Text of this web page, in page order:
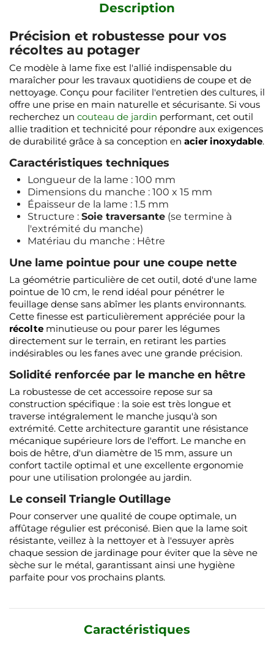
Description
Précision et robustesse pour vos
récoltes au potager
Ce modèle à lame fixe est l'allié indispensable du
maraîcher pour les travaux quotidiens de coupe et de
nettoyage. Conçu pour faciliter l'entretien des cultures, il
offre une prise en main naturelle et sécurisante. Si vous
recherchez un couteau de jardin performant, cet outil
allie tradition et technicité pour répondre aux exigences
de durabilité grâce à sa conception en acier inoxydable.
Caractéristiques techniques
Longueur de la lame : 100 mm
Dimensions du manche : 100 x 15 mm
Épaisseur de la lame : 1.5 mm
Structure : Soie traversante (se termine à
l'extrémité du manche)
Matériau du manche : Hêtre
Une lame pointue pour une coupe nette
La géométrie particulière de cet outil, doté d'une lame
pointue de 10 cm, le rend idéal pour pénétrer le
feuillage dense sans abîmer les plants environnants.
Cette finesse est particulièrement appréciée pour la
récolte minutieuse ou pour parer les légumes
directement sur le terrain, en retirant les parties
indésirables ou les fanes avec une grande précision.
Solidité renforcée par le manche en hêtre
La robustesse de cet accessoire repose sur sa
construction spécifique : la soie est très longue et
traverse intégralement le manche jusqu'à son
extrémité. Cette architecture garantit une résistance
mécanique supérieure lors de l'effort. Le manche en
bois de hêtre, d'un diamètre de 15 mm, assure un
confort tactile optimal et une excellente ergonomie
pour une utilisation prolongée au jardin.
Le conseil Triangle Outillage
Pour conserver une qualité de coupe optimale, un
affûtage régulier est préconisé. Bien que la lame soit
résistante, veillez à la nettoyer et à l'essuyer après
chaque session de jardinage pour éviter que la sève ne
sèche sur le métal, garantissant ainsi une hygiène
parfaite pour vos prochains plants.
Caractéristiques